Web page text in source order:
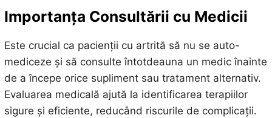
Importanța Consultării cu Medicii
Este crucial ca pacienții cu artrită să nu se auto-
mediceze și să consulte întotdeauna un medic înainte
de a începe orice supliment sau tratament alternativ.
Evaluarea medicală ajută la identificarea terapiilor
sigure și eficiente, reducând riscurile de complicații.